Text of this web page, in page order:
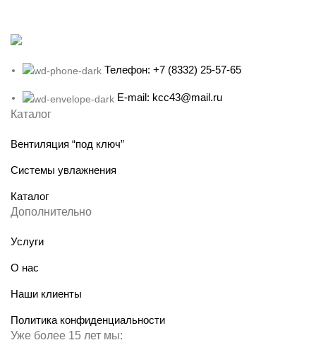
Телефон: +7 (8332) 25-57-65
E-mail: kcc43@mail.ru
Каталог
Вентиляция “под ключ”
Системы увлажнения
Каталог
Дополнительно
Услуги
О нас
Наши клиенты
Политика конфиденциальности
Уже более 15 лет мы: